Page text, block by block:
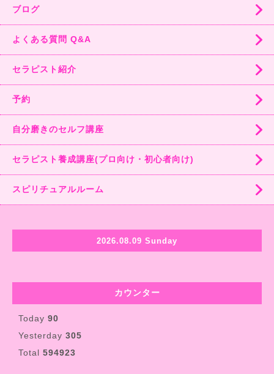
ブログ
よくある質問 Q&A
セラピスト紹介
予約
自分磨きのセルフ講座
セラピスト養成講座(プロ向け・初心者向け)
スピリチュアルルーム
2026.08.09 Sunday
カウンター
Today 90
Yesterday 305
Total 594923